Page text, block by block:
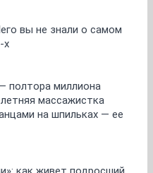
вы не знали о самом
х
полтора миллиона
массажистка
на шпильках — ее